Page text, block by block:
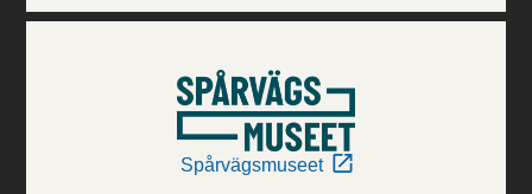
Spårvägsmuseet